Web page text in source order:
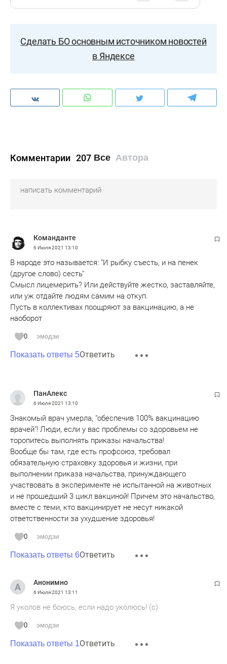
Сделать БО основным источником новостей
в Яндексе
Комментарии 207 Все Автора
Команданте
6 Июля 2021 13:10
В народе это называется: "И рыбку съесть, и на пенек
(другое слово) сесть"
Смысл лицемерить? Или действуйте жестко, заставляйте,
или уж отдайте людям самим на откуп.
Пусть в коллективах поощряют за вакцинацию, а не
наоборот
0 эмодзи
Показать ответы 5Ответить
ПанАлекс
6 Июля 2021 13:10
Знакомый врач умерла, "обеспечив 100% вакцинацию
врачей"! Люди, если у вас проблемы со здоровьем не
торопитесь выполнять приказы начальства!
Вообще бы там, где есть профсоюз, требовал
обязательную страховку здоровья и жизни, при
выполнении приказа начальства, принуждающего
участвовать в эксперименте не испытанной на животных
и не прошедший 3 цикл вакциной! Причем это начальство,
вместе с теми, кто вакцинирует не несут никакой
ответственности за ухудшение здоровья!
0 эмодзи
Показать ответы 6Ответить
Анонимно
6 Июля 2021 13:11
Я уколов не боюсь, если надо уколюсь! (с)
0 эмодзи
Показать ответы 1Ответить